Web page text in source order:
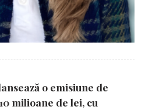
o emisiune de
milioane de lei, cu